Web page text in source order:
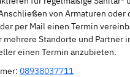
von Armaturen oder
per Mail einen Termin
mehrere Standorte und Partner
einen Termin anzubieten.
08938037711